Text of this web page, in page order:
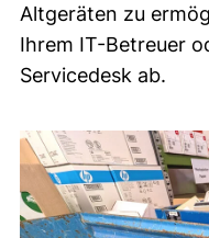
Altgeräten zu
Ihrem IT-Betreuer
Servicedesk ab.